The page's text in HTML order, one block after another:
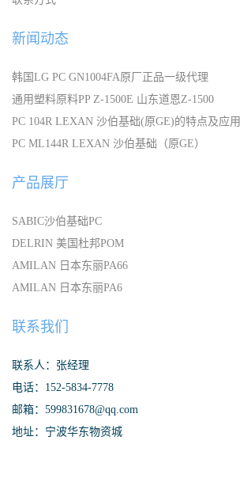
新闻动态
韩国LG PC GN1004FA原厂正品一级代理
通用塑料原料PP Z-1500E 山东道恩Z-1500
PC 104R LEXAN 沙伯基础(原GE)的特点及应用
PC ML144R LEXAN 沙伯基础（原GE）
产品展厅
SABIC沙伯基础PC
DELRIN 美国杜邦POM
AMILAN 日本东丽PA66
AMILAN 日本东丽PA6
联系我们
联系人：张经理
电话：152-5834-7778
邮箱：599831678@qq.com
地址：宁波华东物资城